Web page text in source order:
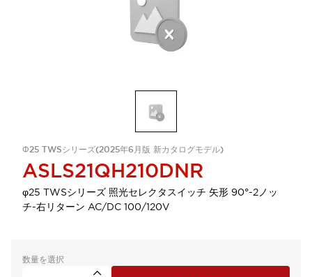
Φ25 TWSシリーズ(2025年6月版 新カタログモデル)
ASLS21QH210DNR
φ25 TWSシリーズ 照光セレクタスイッチ 矢形 90°-2ノッ
チ-右リターン AC/DC 100/120V
数量を選択